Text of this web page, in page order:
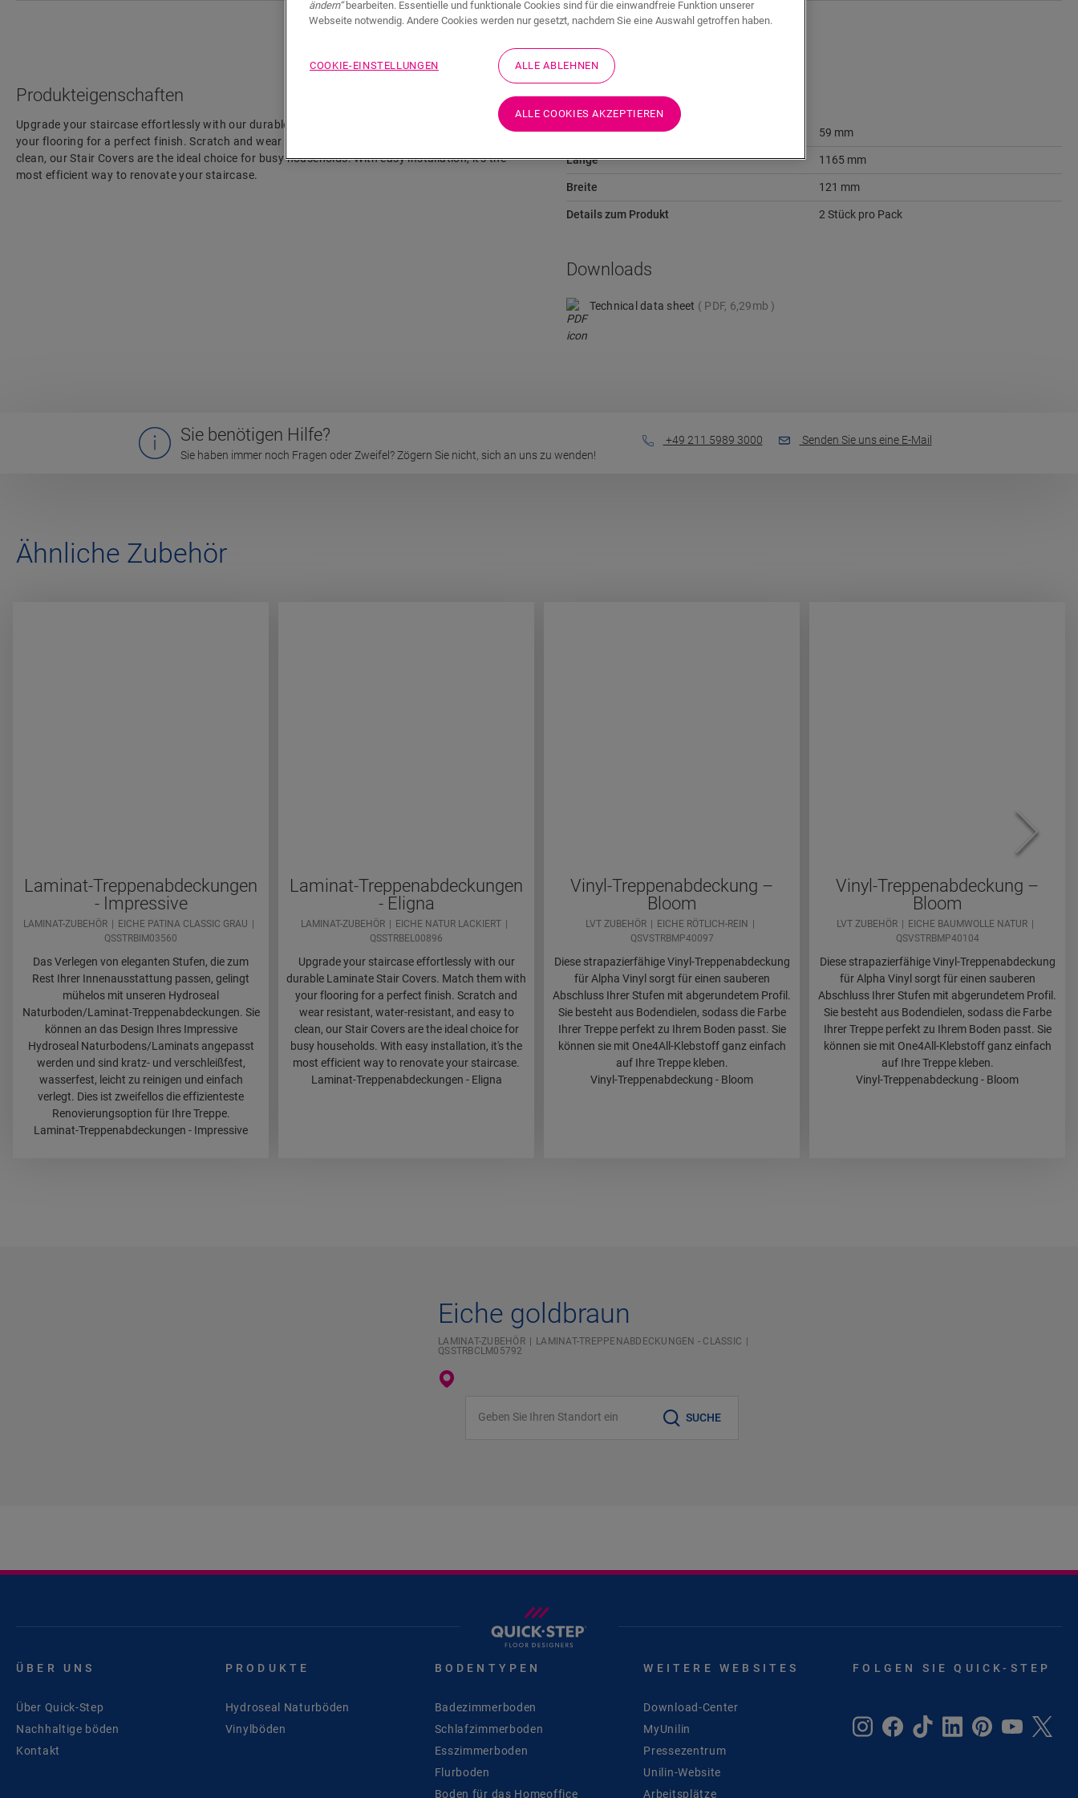
Produkteigenschaften
Upgrade your staircase effortlessly with our durable Laminate Stair Covers. Match them with
your flooring for a perfect finish. Scratch and wear resistant, water-resistant, and easy to
clean, our Stair Covers are the ideal choice for busy households. With easy installation, it's the
most efficient way to renovate your staircase.
Abmessungen
Höhe 59 mm
Länge 1165 mm
Breite 121 mm
Details zum Produkt 2 Stück pro Pack
Downloads
Technical data sheet PDF, 6,29mb
Sie benötigen Hilfe?
Sie haben immer noch Fragen oder Zweifel? Zögern Sie nicht, sich an uns zu wenden!
+49 211 5989 3000 Senden Sie uns eine E-Mail
Ähnliche Zubehör
Laminat-Treppenabdeckungen
- Impressive
LAMINAT-ZUBEHÖR
EICHE PATINA CLASSIC GRAU
QSSTRBIM03560
Das Verlegen von eleganten Stufen, die zum
Rest Ihrer Innenausstattung passen, gelingt
mühelos mit unseren Hydroseal
Naturboden/Laminat-Treppenabdeckungen. Sie
können an das Design Ihres Impressive
Hydroseal Naturbodens/Laminats angepasst
werden und sind kratz- und verschleißfest,
wasserfest, leicht zu reinigen und einfach
verlegt. Dies ist zweifellos die effizienteste
Renovierungsoption für Ihre Treppe.
Laminat-Treppenabdeckungen - Impressive
Laminat-Treppenabdeckungen
- Eligna
LAMINAT-ZUBEHÖR
EICHE NATUR LACKIERT
QSSTRBEL00896
Upgrade your staircase effortlessly with our
durable Laminate Stair Covers. Match them with
your flooring for a perfect finish. Scratch and
wear resistant, water-resistant, and easy to
clean, our Stair Covers are the ideal choice for
busy households. With easy installation, it's the
most efficient way to renovate your staircase.
Laminat-Treppenabdeckungen - Eligna
Vinyl-Treppenabdeckung –
Bloom
LVT ZUBEHÖR
EICHE RÖTLICH-REIN
QSVSTRBMP40097
Diese strapazierfähige Vinyl-Treppenabdeckung
für Alpha Vinyl sorgt für einen sauberen
Abschluss Ihrer Stufen mit abgerundetem Profil.
Sie besteht aus Bodendielen, sodass die Farbe
Ihrer Treppe perfekt zu Ihrem Boden passt. Sie
können sie mit One4All-Klebstoff ganz einfach
auf Ihre Treppe kleben.
Vinyl-Treppenabdeckung - Bloom
Vinyl-Treppenabdeckung –
Bloom
LVT ZUBEHÖR
EICHE BAUMWOLLE NATUR
QSVSTRBMP40104
Diese strapazierfähige Vinyl-Treppenabdeckung
für Alpha Vinyl sorgt für einen sauberen
Abschluss Ihrer Stufen mit abgerundetem Profil.
Sie besteht aus Bodendielen, sodass die Farbe
Ihrer Treppe perfekt zu Ihrem Boden passt. Sie
können sie mit One4All-Klebstoff ganz einfach
auf Ihre Treppe kleben.
Vinyl-Treppenabdeckung - Bloom
Eiche goldbraun
LAMINAT-ZUBEHÖR
LAMINAT-TREPPENABDECKUNGEN - CLASSIC
QSSTRBCLM05792
SUCHE
ÜBER UNS
Über Quick-Step
Nachhaltige böden
Kontakt
PRODUKTE
Hydroseal Naturböden
Vinylböden
BODENTYPEN
Badezimmerboden
Schlafzimmerboden
Esszimmerboden
Flurboden
Boden für das Homeoffice
WEITERE WEBSITES
Download-Center
MyUnilin
Pressezentrum
Unilin-Website
Arbeitsplätze
FOLGEN SIE QUICK-STEP
ändern“bearbeiten. Essentielle und funktionale Cookies sind für die einwandfreie Funktion unserer
Webseite notwendig. Andere Cookies werden nur gesetzt, nachdem Sie eine Auswahl getroffen haben.
COOKIE-EINSTELLUNGEN ALLE ABLEHNEN
ALLE COOKIES AKZEPTIEREN